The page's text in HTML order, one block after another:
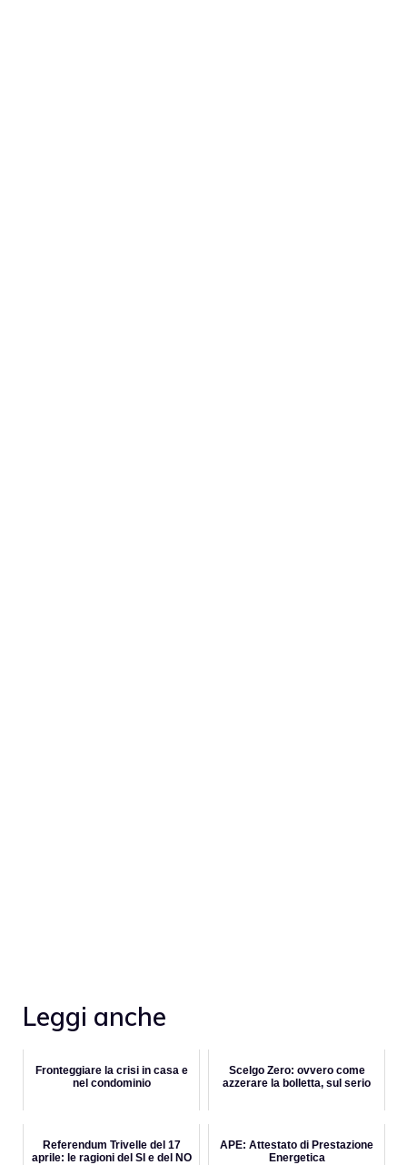
Leggi anche
Fronteggiare la crisi in casa e
nel condominio
Scelgo Zero: ovvero come
azzerare la bolletta, sul serio
Referendum Trivelle del 17
aprile: le ragioni del SI e del NO
APE: Attestato di Prestazione
Energetica